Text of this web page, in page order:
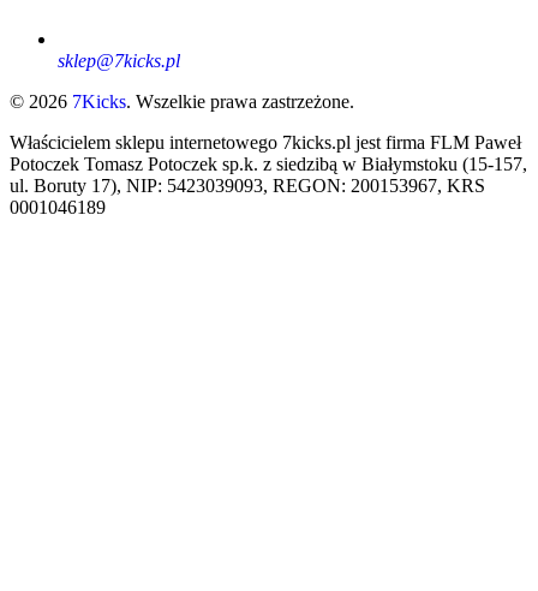
sklep@7kicks.pl
© 2026 7Kicks. Wszelkie prawa zastrzeżone.
Właścicielem sklepu internetowego 7kicks.pl jest firma FLM Paweł
Potoczek Tomasz Potoczek sp.k. z siedzibą w Białymstoku (15-157,
ul. Boruty 17), NIP: 5423039093, REGON: 200153967, KRS
0001046189